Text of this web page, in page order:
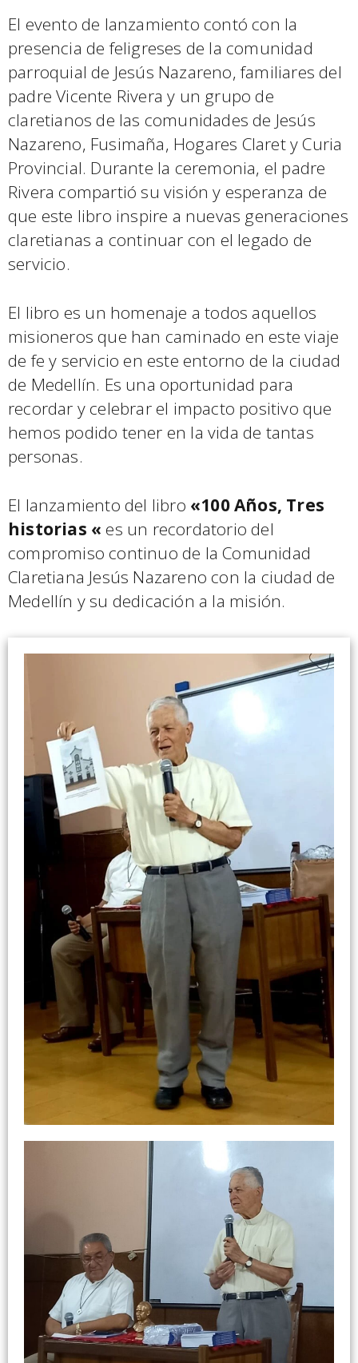
El evento de lanzamiento contó con la
presencia de feligreses de la comunidad
parroquial de Jesús Nazareno, familiares del
padre Vicente Rivera y un grupo de
claretianos de las comunidades de Jesús
Nazareno, Fusimaña, Hogares Claret y Curia
Provincial. Durante la ceremonia, el padre
Rivera compartió su visión y esperanza de
que este libro inspire a nuevas generaciones
claretianas a continuar con el legado de
servicio.
El libro es un homenaje a todos aquellos
misioneros que han caminado en este viaje
de fe y servicio en este entorno de la ciudad
de Medellín. Es una oportunidad para
recordar y celebrar el impacto positivo que
hemos podido tener en la vida de tantas
personas.
El lanzamiento del libro «100 Años, Tres
historias « es un recordatorio del
compromiso continuo de la Comunidad
Claretiana Jesús Nazareno con la ciudad de
Medellín y su dedicación a la misión.